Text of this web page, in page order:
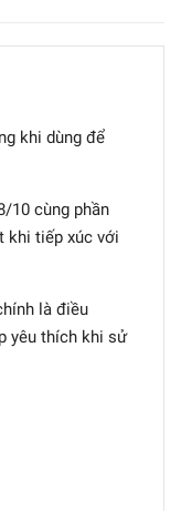
khi dùng để
10 cùng phần
khi tiếp xúc với
là điều
yêu thích khi sử